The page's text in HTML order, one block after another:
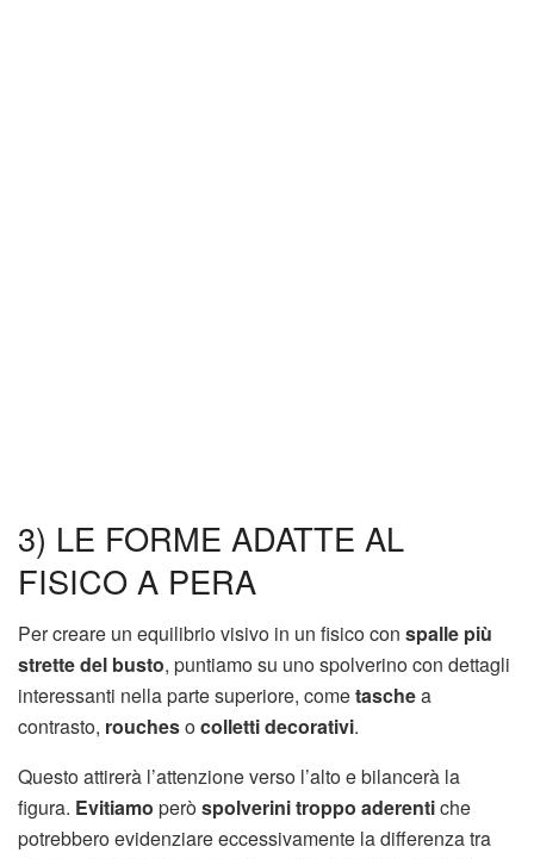
3) LE FORME ADATTE AL
FISICO A PERA
Per creare un equilibrio visivo in un fisico con spalle più
strette del busto, puntiamo su uno spolverino con dettagli
interessanti nella parte superiore, cometaschea
contrasto, rouchesocolletti decorativi.
Questo attirerà l’attenzione verso l’alto e bilancerà la
figura. Evitiamo peròspolverini troppo aderentiche
potrebbero evidenziare eccessivamente la differenza tra